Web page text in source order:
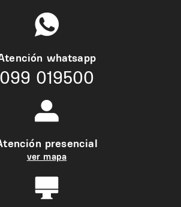
whatsapp
099 019500
presencial
ver mapa